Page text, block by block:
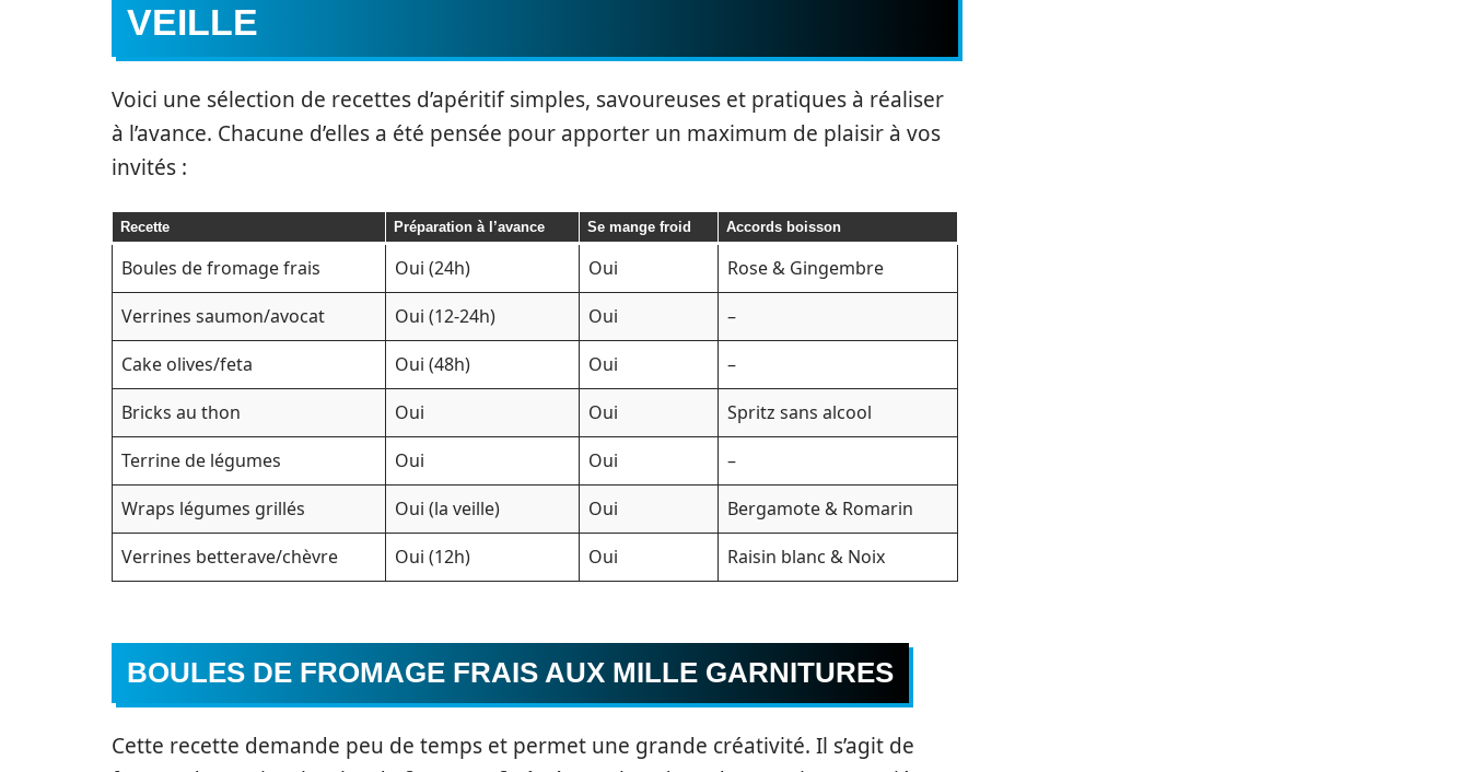
VEILLE
Voici une sélection de recettes d’apéritif simples, savoureuses et pratiques à réaliser
à l’avance. Chacune d’elles a été pensée pour apporter un maximum de plaisir à vos
invités :
Recette Préparation à l’avance Se mange froid Accords boisson
Boules de fromage frais Oui (24h) Oui
Rose & Gingembre
Verrines saumon/avocat
Oui (12-24h) Oui
–
Cake olives/feta
Oui (48h) Oui
–
Bricks au thon
Oui Oui
Spritz sans alcool
Terrine de légumes
Oui Oui
–
Wraps légumes grillés
Oui (la veille) Oui
Bergamote & Romarin
Verrines betterave/chèvre
Oui (12h) Oui Raisin blanc & Noix
BOULES DE FROMAGE FRAIS AUX MILLE GARNITURES
Cette recette demande peu de temps et permet une grande créativité. Il s’agit de